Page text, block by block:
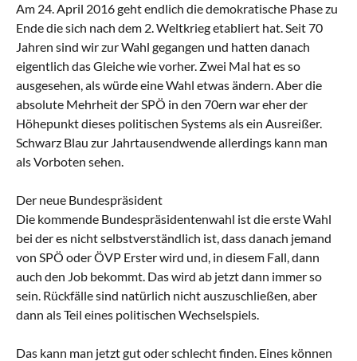
Am 24. April 2016 geht endlich die demokratische Phase zu
Ende die sich nach dem 2. Weltkrieg etabliert hat. Seit 70
Jahren sind wir zur Wahl gegangen und hatten danach
eigentlich das Gleiche wie vorher. Zwei Mal hat es so
ausgesehen, als würde eine Wahl etwas ändern. Aber die
absolute Mehrheit der SPÖ in den 70ern war eher der
Höhepunkt dieses politischen Systems als ein Ausreißer.
Schwarz Blau zur Jahrtausendwende allerdings kann man
als Vorboten sehen.
Der neue Bundespräsident
Die kommende Bundespräsidentenwahl ist die erste Wahl
bei der es nicht selbstverständlich ist, dass danach jemand
von SPÖ oder ÖVP Erster wird und, in diesem Fall, dann
auch den Job bekommt. Das wird ab jetzt dann immer so
sein. Rückfälle sind natürlich nicht auszuschließen, aber
dann als Teil eines politischen Wechselspiels.
Das kann man jetzt gut oder schlecht finden. Eines können